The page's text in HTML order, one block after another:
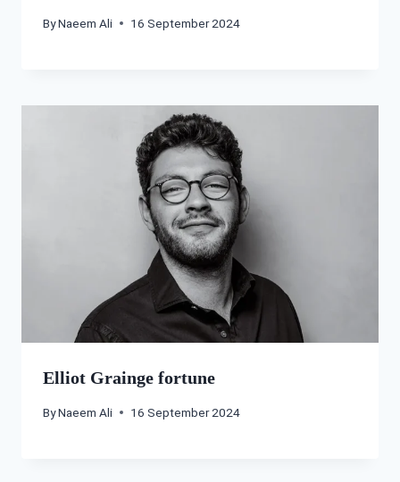
ByNaeem Ali 16 September 2024
Elliot Grainge fortune
ByNaeem Ali 16 September 2024